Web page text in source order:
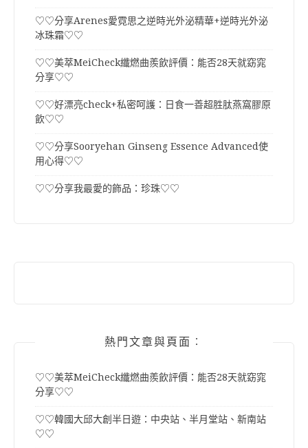
♡♡分享Arenes愛霓思之逆時光外泌精華+逆時光外泌
冰珠霜♡♡
♡♡美萃MeiCheck纖燃曲羨飲評價：能否28天就窈窕
分享♡♡
♡♡好漂亮check+私密呵護：日食一善超胜肽燕窩膠原
飲♡♡
♡♡分享Sooryehan Ginseng Essence Advanced使
用心得♡♡
♡♡分享我最愛的飾品：珍珠♡♡
熱門文章與頁面︰
♡♡美萃MeiCheck纖燃曲羨飲評價：能否28天就窈窕
分享♡♡
♡♡韓國大邱大創半日遊：中央站、半月堂站、新南站
♡♡